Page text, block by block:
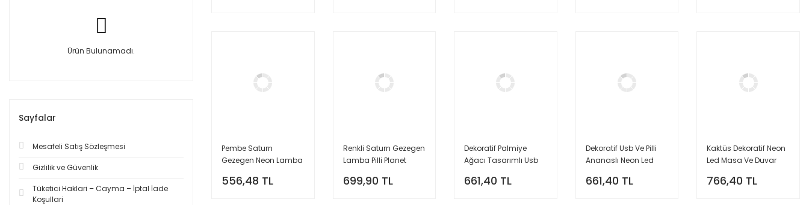
Ürün Bulunamadı.
Sayfalar
Mesafeli Satış Sözleşmesi
Gizlilik ve Güvenlik
Tüketici Haklari – Cayma – İptal İade
Koşullari
Pembe Saturn
Gezegen Neon Lamba
556,48 TL
Renkli Saturn Gezegen
Lamba Pilli Planet
699,90 TL
Dekoratif Palmiye
Ağacı Tasarımlı Usb
Lambası
661,40 TL
Dekoratif Usb Ve Pilli
Ananaslı Neon Led
Lambası Hediyelik
661,40 TL
Kaktüs Dekoratif Neon
Led Masa Ve Duvar
Lambası
766,40 TL